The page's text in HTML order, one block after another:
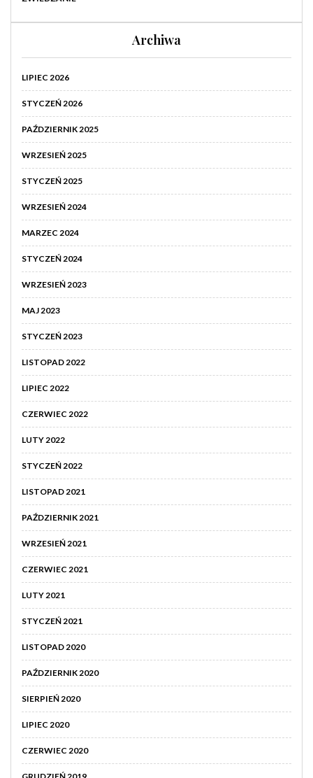
Archiwa
LIPIEC 2026
STYCZEŃ 2026
PAŹDZIERNIK 2025
WRZESIEŃ 2025
STYCZEŃ 2025
WRZESIEŃ 2024
MARZEC 2024
STYCZEŃ 2024
WRZESIEŃ 2023
MAJ 2023
STYCZEŃ 2023
LISTOPAD 2022
LIPIEC 2022
CZERWIEC 2022
LUTY 2022
STYCZEŃ 2022
LISTOPAD 2021
PAŹDZIERNIK 2021
WRZESIEŃ 2021
CZERWIEC 2021
LUTY 2021
STYCZEŃ 2021
LISTOPAD 2020
PAŹDZIERNIK 2020
SIERPIEŃ 2020
LIPIEC 2020
CZERWIEC 2020